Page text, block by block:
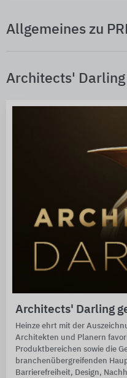
Allgemeines zu
Architects' Darling
Architects' Darling
Heinze ehrt mit der
Architekten und Planern
Produktbereichen sowie die
branchenübergreifenden
Barrierefreiheit, Design,